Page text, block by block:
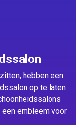
hebben een
op te laten
embleem voor